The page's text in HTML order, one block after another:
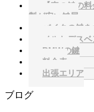
【車の鍵の
製が安い鍵屋
バイクの鍵
メルセデス
BMWの鍵
料金表
出張エリア
ブログ